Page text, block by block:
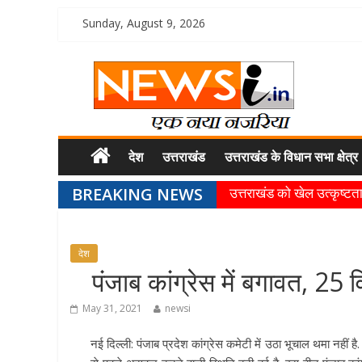
Sunday, August 9, 2026
देश उत्तराखंड उत्तराखंड के विधान सभा क्षेत्र
BREAKING NEWS
उत्तराखंड को खेल उत्कृष्टता
खेल प्रतिभाओं को हरसंभव
खेल विजन, नई खेल नीति
देश
पंजाब कांग्रेस में बगावत, 25
May 31, 2021 newsi
नई दिल्ली: पंजाब प्रदेश कांग्रेस कमेटी में उठा भूचाल थमा नहीं